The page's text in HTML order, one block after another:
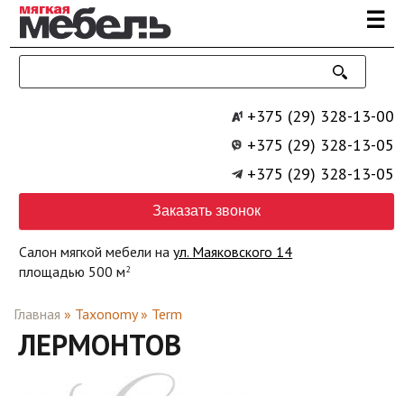
Перейти к основному содержанию ☰
+375 (29) 328-13-00
+375 (29) 328-13-05
+375 (29) 328-13-05
Заказать звонок
Салон мягкой мебели наул. Маяковского 14
площадью 500 м2
Главная » Taxonomy » Term
ЛЕРМОНТОВ